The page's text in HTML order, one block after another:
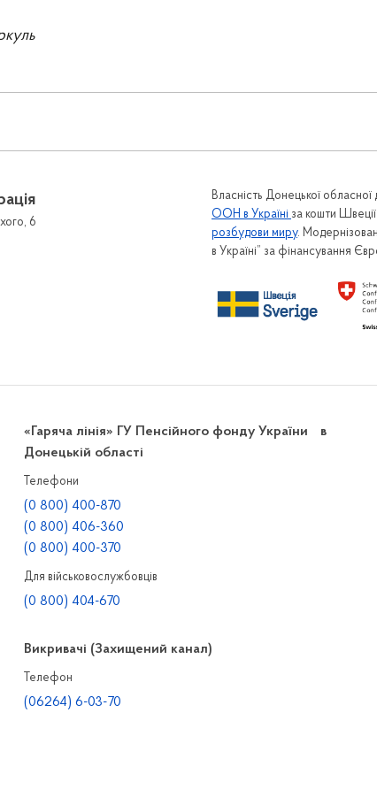
6
Власність Донецької обласної
ООН в Україні за кошти
розбудови миру.
в Україні” за фінансування
«Гаряча лінія» ГУ Пенсійного фонду України в
Донецькій області
Телефони
(0 800) 400-870
(0 800) 406-360
(0 800) 400-370
Для військовослужбовців
(0 800) 404-670
Викривачі (Захищений канал)
Телефон
(06264) 6-03-70